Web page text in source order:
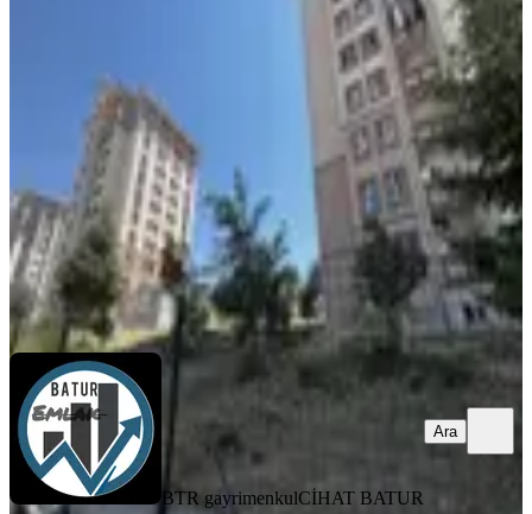
Batur Gayrimenkul'den Basın Yayın
Sitesi Tokiler'de Satılık 2+1
Battalgazi, Merkez Beydağı Mahallesi
2+1· 07.08.2026
2.120.000 ₺
BTR gayrimenkulCİHAT BATUR
Ara
BTR gayrimenkulCİHAT BATUR
Ara